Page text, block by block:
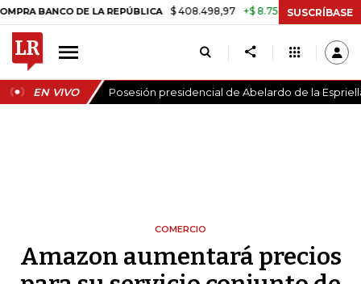
DE LA REPÚBLICA $ 408.498,97 +$ 8.753,81 +2,19% TASA DE
SUSCRÍBASE
EN VIVO Posesión presidencial de Abelardo de la
COMERCIO
Amazon aumentará precios